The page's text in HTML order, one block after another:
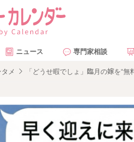
ニュース 専門家相談
メ 「どうせ暇でしょ」臨月の嫁を“